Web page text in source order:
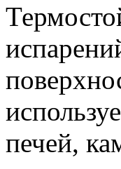
печей,